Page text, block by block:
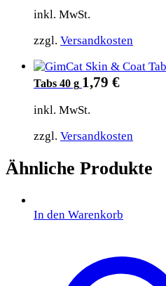
inkl. MwSt.
zzgl. Versandkosten
Tabs 40 g 1,79 €
inkl. MwSt.
zzgl. Versandkosten
Ähnliche Produkte
In den Warenkorb